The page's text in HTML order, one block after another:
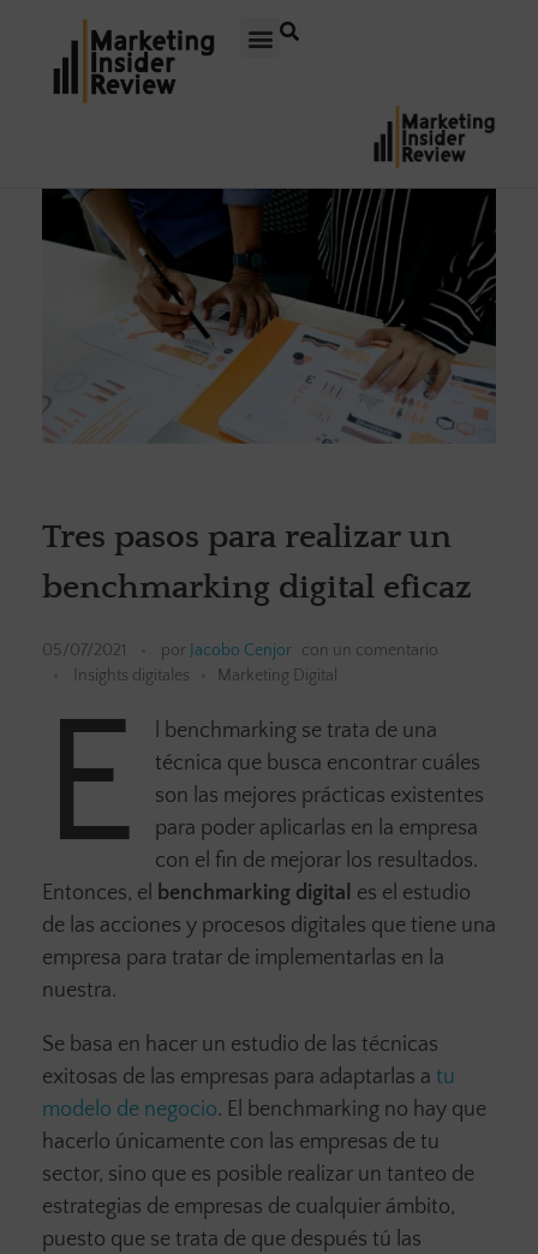
Tres pasos para realizar un
benchmarking digital eficaz
05/07/2021 por Jacobo Cenjor con un comentario
Insights digitales
Marketing Digital
E
l benchmarking se trata de una
técnica que busca encontrar cuáles
son las mejores prácticas existentes
para poder aplicarlas en la empresa
con el fin de mejorar los resultados.
Entonces, el benchmarking digital es el estudio
de las acciones y procesos digitales que tiene una
empresa para tratar de implementarlas en la
nuestra.
Se basa en hacer un estudio de las técnicas
exitosas de las empresas para adaptarlas a tu
modelo de negocio. El benchmarking no hay que
hacerlo únicamente con las empresas de tu
sector, sino que es posible realizar un tanteo de
estrategias de empresas de cualquier ámbito,
puesto que se trata de que después tú las